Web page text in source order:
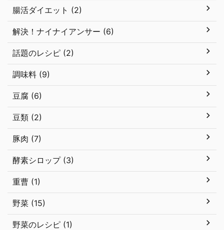
腸活ダイエット (2)
解決！ナイナイアンサー (6)
話題のレシピ (2)
調味料 (9)
豆腐 (6)
豆類 (2)
豚肉 (7)
酵素シロップ (3)
重曹 (1)
野菜 (15)
野菜のレシピ (1)